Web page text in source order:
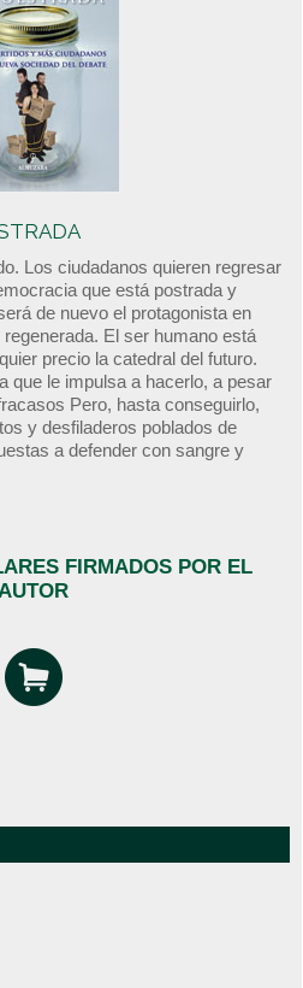
Los ciudadanos quieren regresar
que está postrada y
de nuevo el protagonista en
El ser humano está
precio la catedral del futuro.
que le impulsa a hacerlo, a pesar
Pero, hasta conseguirlo,
y desfiladeros poblados de
a defender con sangre y
FIRMADOS POR EL